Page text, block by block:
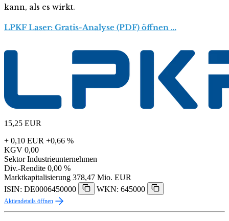
kann, als es wirkt.
LPKF Laser: Gratis-Analyse (PDF) öffnen …
15,25 EUR
+ 0,10 EUR +0,66 %
KGV 0,00
Sektor Industrieunternehmen
Div.-Rendite 0,00 %
Marktkapitalisierung 378,47 Mio. EUR
ISIN: DE0006450000
WKN: 645000
Aktiendetails öffnen